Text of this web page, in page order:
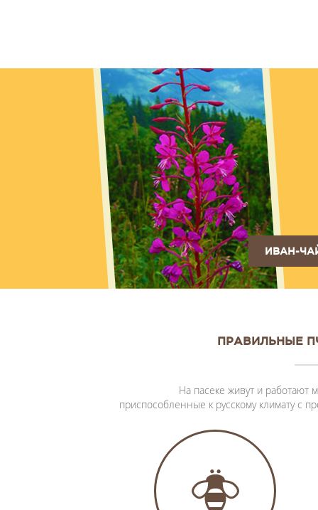
ИВАН-
ПРАВИЛЬНЫЕ
На пасеке живут и
приспособленные к русскому климату с